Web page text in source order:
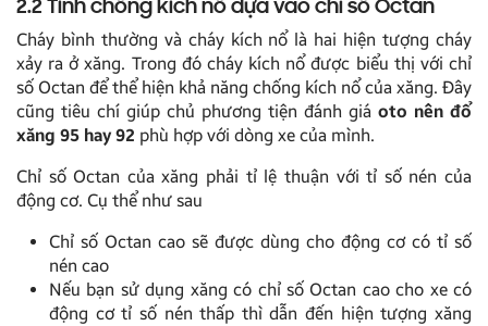
2.2 Tính chống kích nổ dựa vào chỉ số Octan
Cháy bình thường và cháy kích nổ là hai hiện tượng cháy
xảy ra ở xăng. Trong đó cháy kích nổ được biểu thị với chỉ
số Octan để thể hiện khả năng chống kích nổ của xăng. Đây
cũng tiêu chí giúp chủ phương tiện đánh giá oto nên đổ
xăng 95 hay 92 phù hợp với dòng xe của mình.
Chỉ số Octan của xăng phải tỉ lệ thuận với tỉ số nén của
động cơ. Cụ thể như sau
Chỉ số Octan cao sẽ được dùng cho động cơ có tỉ số
nén cao
Nếu bạn sử dụng xăng có chỉ số Octan cao cho xe có
động cơ tỉ số nén thấp thì dẫn đến hiện tượng xăng